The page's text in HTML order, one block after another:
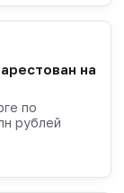
на
по
рублей